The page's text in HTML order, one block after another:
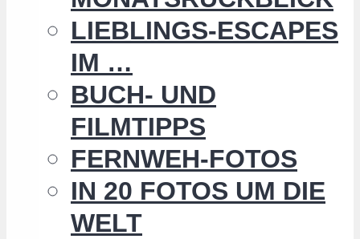
LIEBLINGS-ESCAPES
IM …
BUCH- UND
FILMTIPPS
FERNWEH-FOTOS
IN 20 FOTOS UM DIE
WELT